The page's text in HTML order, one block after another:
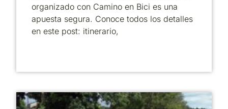
organizado con Camino en Bici es una
apuesta segura. Conoce todos los detalles
en este post: itinerario,